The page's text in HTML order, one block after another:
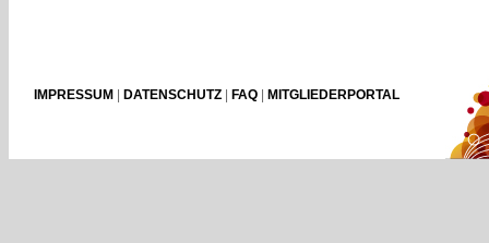
IMPRESSUM | DATENSCHUTZ | FAQ | MITGLIEDERPORTAL